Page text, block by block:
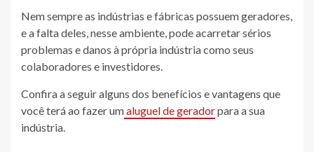
Nem sempre as indústrias e fábricas possuem geradores,
e a falta deles, nesse ambiente, pode acarretar sérios
problemas e danos à própria indústria como seus
colaboradores e investidores.
Confira a seguir alguns dos benefícios e vantagens que
você terá ao fazer umaluguel de geradorpara a sua
indústria.